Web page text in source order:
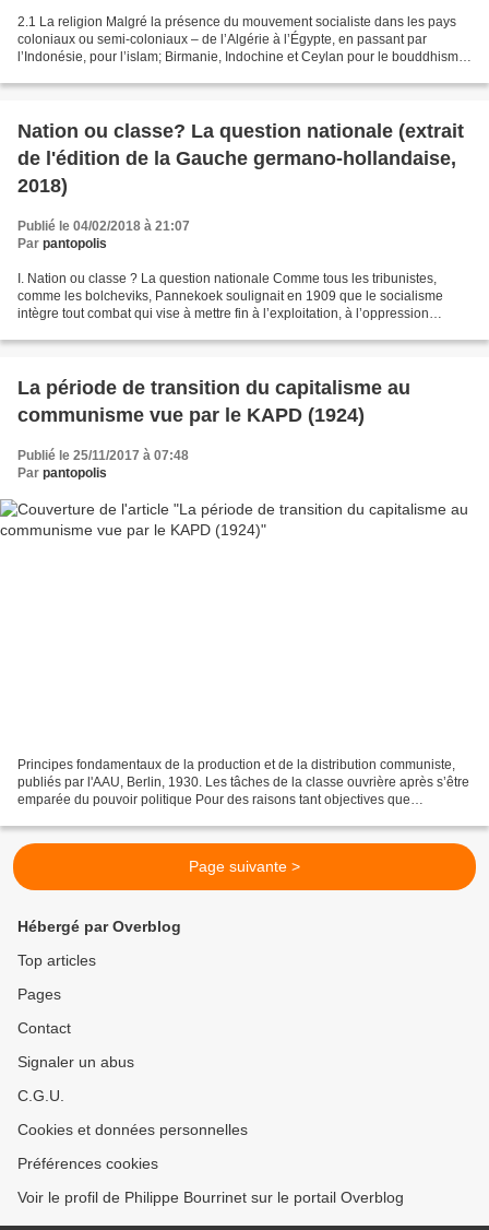
2.1 La religion Malgré la présence du mouvement socialiste dans les pays
coloniaux ou semi-coloniaux – de l’Algérie à l’Égypte, en passant par
l’Indonésie, pour l’islam; Birmanie, Indochine et Ceylan pour le bouddhisme
Nation ou classe? La question nationale (extrait
de l'édition de la Gauche germano-hollandaise,
2018)
Publié le 04/02/2018 à 21:07
Par pantopolis
I. Nation ou classe ? La question nationale Comme tous les tribunistes,
comme les bolcheviks, Pannekoek soulignait en 1909 que le socialisme
intègre tout combat qui vise à mettre fin à l’exploitation, à l’oppression
La période de transition du capitalisme au
communisme vue par le KAPD (1924)
Publié le 25/11/2017 à 07:48
Par pantopolis
Principes fondamentaux de la production et de la distribution communiste,
publiés par l'AAU, Berlin, 1930. Les tâches de la classe ouvrière après s’être
emparée du pouvoir politique Pour des raisons tant objectives que
Page suivante >
Hébergé par Overblog
Top articles
Pages
Contact
Signaler un abus
C.G.U.
Cookies et données personnelles
Préférences cookies
Voir le profil de Philippe Bourrinet sur le portail Overblog